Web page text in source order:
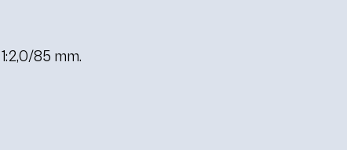
85 mm.